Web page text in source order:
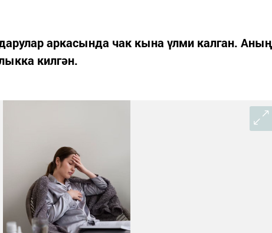
аркасында чак кына үлми калган. Аның
килгән.